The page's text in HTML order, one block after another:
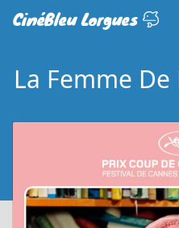
CinéBleu Lorgues
La Femme